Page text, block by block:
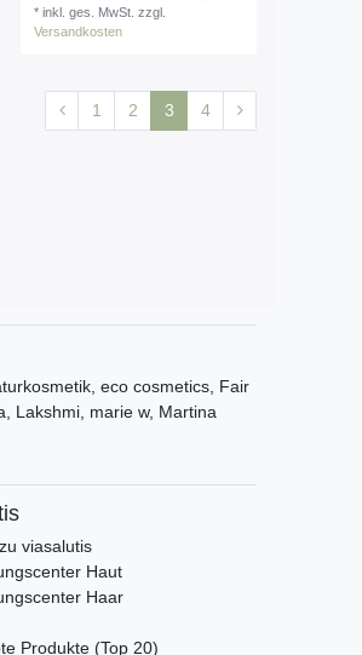
*inkl. ges. MwSt. zzgl.
Versandkosten
1 2 3 4
eco cosmetics, Fair
Lakshmi, marie w, Martina
viasalutis
Haut
Haar
Produkte (Top 20)